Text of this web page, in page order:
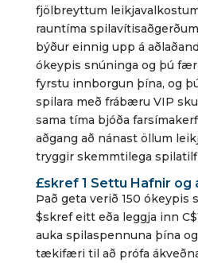
fjölbreyttum
rauntíma
býður einnig upp á
ókeypis snúninga og þú
fyrstu innborgun þína, og
spilara með frábæru VIP
sama tíma bjóða
aðgang að nánast öllum
tryggir skemmtilega
£skref 1 Settu Hafnir og
Það geta verið 150 ókeypis
$skref eitt eða leggja inn
auka spilaspennuna þína
tækifæri til að prófa